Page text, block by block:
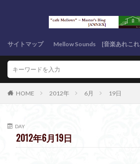
サイトマップ Mellow Sounds [音楽あれこ
HOME 2012年 6月 19日
DAY
2012年6月19日